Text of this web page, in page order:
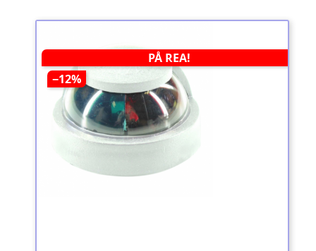
PÅ REA!
−12%